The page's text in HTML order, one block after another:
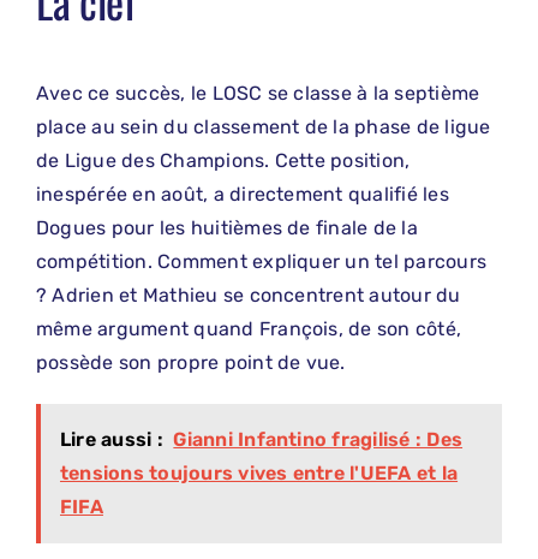
Avec ce succès, le LOSC se classe à la septième
place au sein du classement de la phase de ligue
de Ligue des Champions. Cette position,
inespérée en août, a directement qualifié les
Dogues pour les huitièmes de finale de la
compétition. Comment expliquer un tel parcours
? Adrien et Mathieu se concentrent autour du
même argument quand François, de son côté,
possède son propre point de vue.
Lire aussi : Gianni Infantino fragilisé : Des
tensions toujours vives entre l'UEFA et la
FIFA